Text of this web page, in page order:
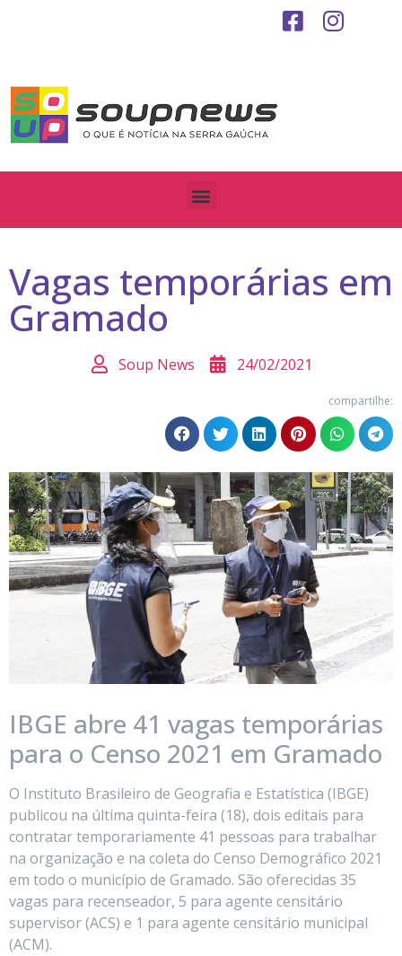
Vagas temporárias em
Gramado
Soup News 24/02/2021
compartilhe:
IBGE abre 41 vagas temporárias
para o Censo 2021 em Gramado
O Instituto Brasileiro de Geografia e Estatística (IBGE)
publicou na última quinta-feira (18), dois editais para
contratar temporariamente 41 pessoas para trabalhar
na organização e na coleta do Censo Demográfico 2021
em todo o município de Gramado. São oferecidas 35
vagas para recenseador, 5 para agente censitário
supervisor (ACS) e 1 para agente censitário municipal
(ACM).